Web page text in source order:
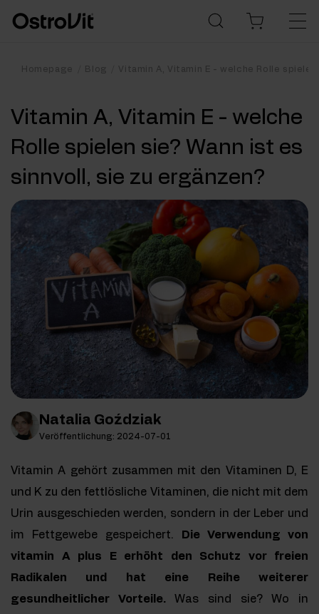
Homepage Blog Vitamin A, Vitamin E - welche Rolle
Vitamin A, Vitamin E - welche
Rolle spielen sie? Wann ist es
sinnvoll, sie zu ergänzen?
Natalia Goździak
Veröffentlichung: 2024-07-01
Vitamin A gehört zusammen mit den Vitaminen D, E
und K zu den fettlösliche Vitaminen, die nicht mit dem
Urin ausgeschieden werden, sondern in der Leber und
im Fettgewebe gespeichert.
Die Verwendung von
vitamin A plus E erhöht den Schutz vor freien
Radikalen und hat eine Reihe weiterer
gesundheitlicher Vorteile.Was sind sie? Wo in